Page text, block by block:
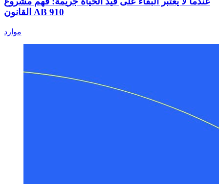
القانون AB 910
موارد